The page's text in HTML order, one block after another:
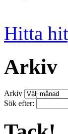
Hitta
Arkiv
Arkiv
Sök efter: